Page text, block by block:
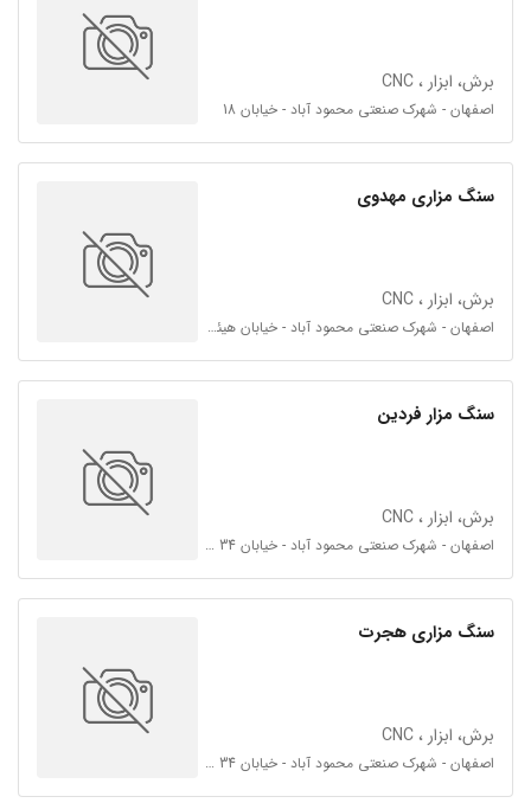
برش، ابزار ، CNC
اصفهان - شهرک صنعتی محمود آباد - خیابان 18
سنگ مزاری مهدوی
برش، ابزار ، CNC
اصفهان - شهرک صنعتی محمود آباد - خیابان هیئت امناء 34
سنگ مزار فردین
برش، ابزار ، CNC
اصفهان - شهرک صنعتی محمود آباد - خیابان 34 - فرعی گز
سنگ مزاری هجرت
برش، ابزار ، CNC
اصفهان - شهرک صنعتی محمود آباد - خیابان 34 فرعی گز